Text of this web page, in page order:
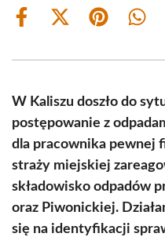
Share
Share
(Twitter)
Share
W Kaliszu doszło do
postępowanie z
dla pracownika pewnej
straży miejskiej
składowisko odpadów
oraz Piwonickiej.
się na identyfikacji